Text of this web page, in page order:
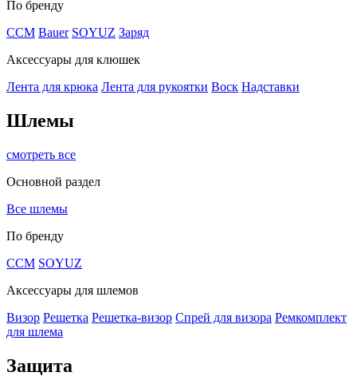
По бренду
CCM Bauer SOYUZ Заряд
Аксессуары для клюшек
Лента для крюка Лента для рукоятки Воск Надставки
Шлемы
смотреть все
Основной раздел
Все шлемы
По бренду
CCM SOYUZ
Аксессуары для шлемов
Визор Решетка Решетка-визор Спрей для визора Ремкомплект
для шлема
Защита